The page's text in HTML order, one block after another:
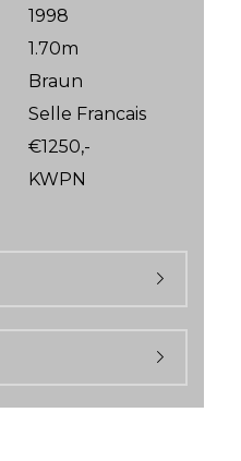
1998
1.70m
Braun
Selle Francais
€1250,-
KWPN